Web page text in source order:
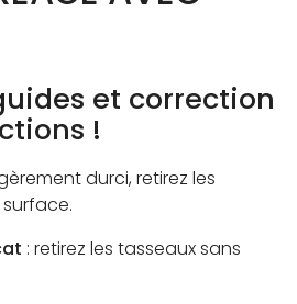
et correction
!
durci, retirez les
: retirez les tasseaux sans